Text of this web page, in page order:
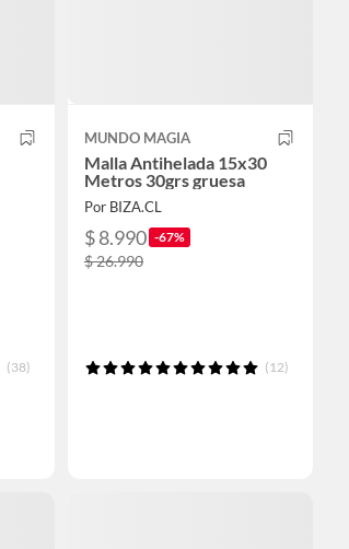
(38)
MUNDO MAGIA
Malla Antihelada 15x30
Metros 30grs gruesa
Por BIZA.CL
$ 8.990 -67%
$ 26.990
(12)